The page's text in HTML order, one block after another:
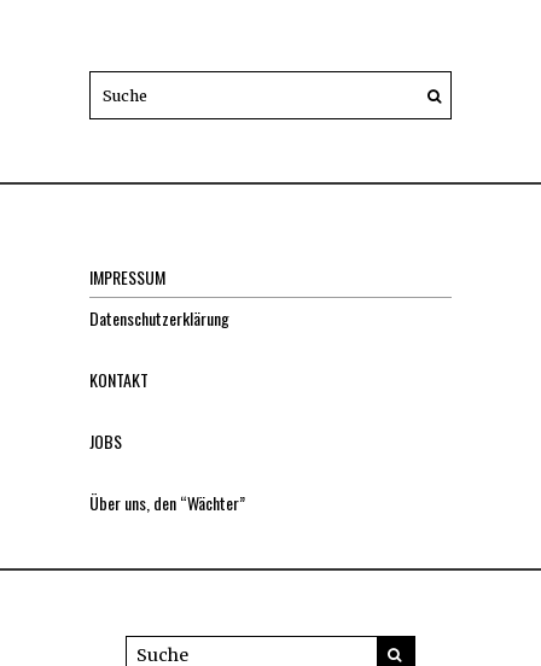
IMPRESSUM
Datenschutzerklärung
KONTAKT
JOBS
Über uns, den “Wächter”